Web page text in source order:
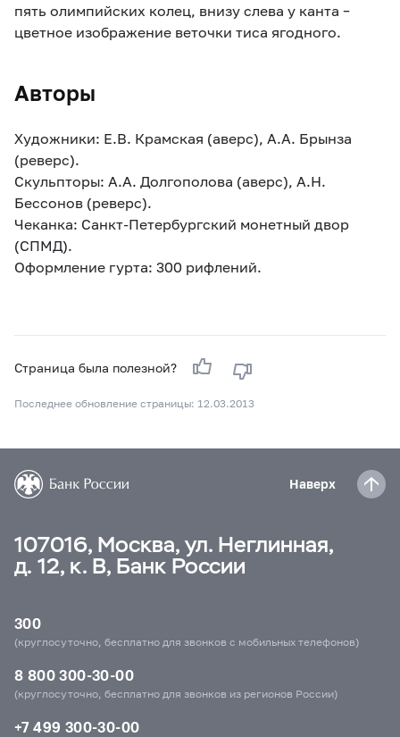
пять олимпийских колец, внизу слева у канта –
цветное изображение веточки тиса ягодного.
Авторы
Художники: Е.В. Крамская (аверс), А.А. Брынза
(реверс).
Скульпторы: А.А. Долгополова (аверс), А.Н.
Бессонов (реверс).
Чеканка: Санкт-Петербургский монетный двор
(СПМД).
Оформление гурта: 300 рифлений.
Страница была полезной?
Последнее обновление страницы: 12.03.2013
Наверх
107016, Москва, ул. Неглинная,
д. 12, к. В, Банк России
300
(круглосуточно, бесплатно для звонков с мобильных телефонов)
8 800 300-30-00
(круглосуточно, бесплатно для звонков из регионов России)
+7 499 300-30-00